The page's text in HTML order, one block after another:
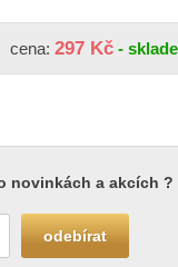
cena: 297 Kč -
novinkách a akcích ?